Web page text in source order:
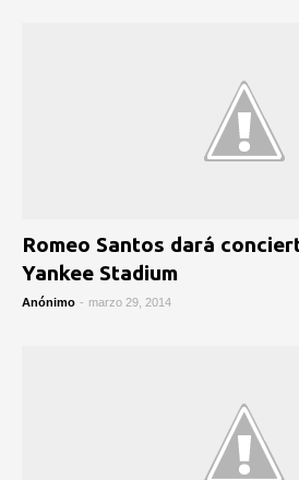
Romeo Santos dará
Yankee Stadium
Anónimo - marzo 29, 2014